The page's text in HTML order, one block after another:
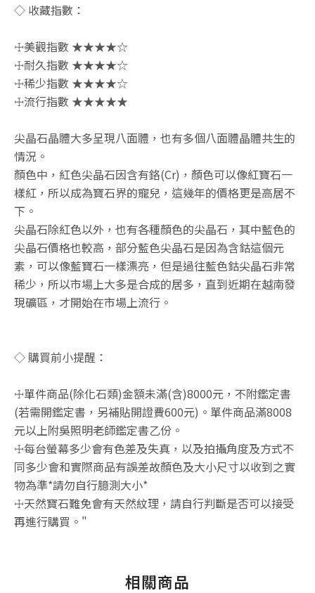
◇ 收藏指數：
☩美觀指數 ★★★★☆
☩耐久指數 ★★★★☆
☩稀少指數 ★★★★☆
☩流行指數 ★★★★★
尖晶石晶體大多呈現八面體，也有多個八面體晶體共生的
情況。
顏色中，紅色尖晶石因含有鉻(Cr)，顏色可以像紅寶石一
樣紅，所以成為寶石界的寵兒，這幾年的價格更是高居不
下。
尖晶石除紅色以外，也有各種顏色的尖晶石，其中藍色的
尖晶石價格也較高，部分藍色尖晶石是因為含鈷這個元
素，可以像藍寶石一樣漂亮，但是過往藍色鈷尖晶石非常
稀少，所以市場上大多是合成的居多，直到近期在越南發
現礦區，才開始在市場上流行。
◇ 購買前小提醒：
☩單件商品(除化石類)金額未滿(含)8000元，不附鑑定書
(若需開鑑定書，另補貼開證費600元)。單件商品滿8008
元以上附吳照明老師鑑定書乙份。
☩每台螢幕多少會有色差及失真，以及拍攝角度及方式不
同多少會和實際商品有誤差故顏色及大小尺寸以收到之實
物為準*請勿自行臆測大小*
☩天然寶石難免會有天然紋理，請自行判斷是否可以接受
再進行購買。"
相關商品